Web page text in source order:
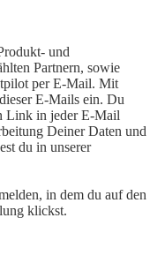
und
Partnern, sowie
per E-Mail. Mit
E-Mails ein. Du
Link in jeder E-Mail
Deiner Daten und
du in unserer
in dem du auf den
klickst.